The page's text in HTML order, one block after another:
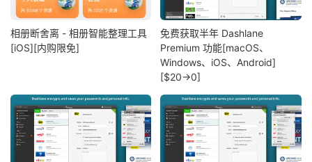
相册断舍离 - 相册智能整理工具
[iOS][内购限免]
免费获取半年 Dashlane
Premium 功能[macOS、
Windows、iOS、Android]
[$20→0]